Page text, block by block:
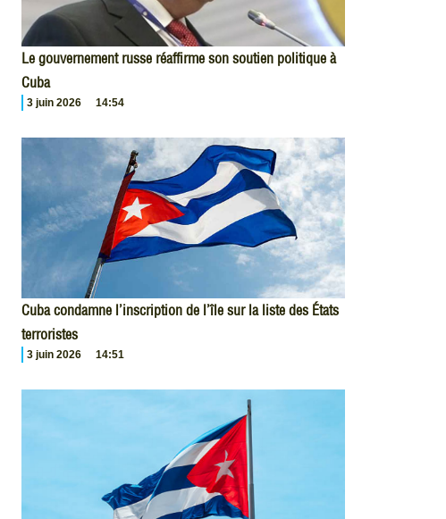
Le gouvernement russe réaffirme son soutien politique à
Cuba
3 juin 2026 14:54
Cuba condamne l’inscription de l’île sur la liste des États
terroristes
3 juin 2026 14:51